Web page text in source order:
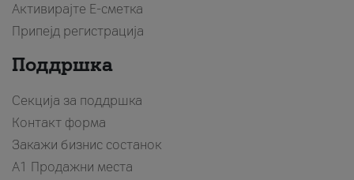
Активирајте Е-сметка
Припејд регистрација
Поддршка
Секција за поддршка
Контакт форма
Закажи бизнис состанок
A1 Продажни места